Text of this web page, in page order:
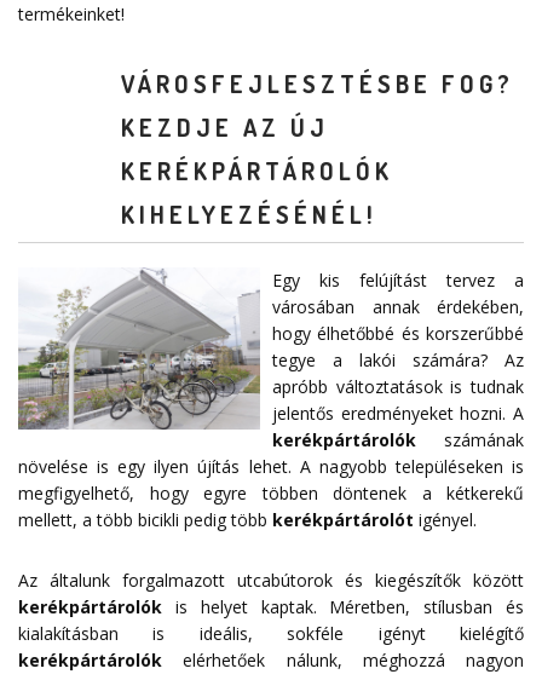
termékeinket!
VÁROSFEJLESZTÉSBE FOG?
KEZDJE AZ ÚJ
KERÉKPÁRTÁROLÓK
KIHELYEZÉSÉNÉL!
Egy kis felújítást tervez a
városában annak érdekében,
hogy élhetőbbé és korszerűbbé
tegye a lakói számára? Az
apróbb változtatások is tudnak
jelentős eredményeket hozni. A
kerékpártárolók számának
növelése is egy ilyen újítás lehet. A nagyobb településeken is
megfigyelhető, hogy egyre többen döntenek a kétkerekű
mellett, a több bicikli pedig több kerékpártárolót igényel.
Az általunk forgalmazott utcabútorok és kiegészítők között
kerékpártárolók is helyet kaptak. Méretben, stílusban és
kialakításban is ideális, sokféle igényt kielégítő
kerékpártárolók elérhetőek nálunk, méghozzá nagyon